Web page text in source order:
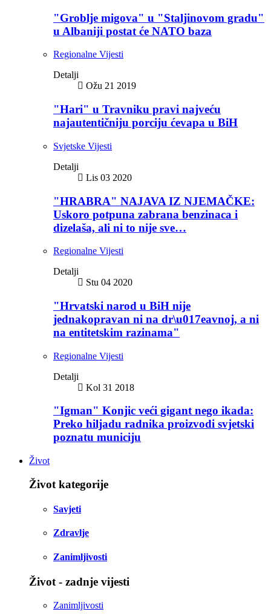
"Groblje migova" u "Staljinovom gradu"
u Albaniji postat će NATO baza
Regionalne Vijesti
Detalji
Ožu 21 2019
"Hari" u Travniku pravi najveću
najautentičniju porciju ćevapa u BiH
Svjetske Vijesti
Detalji
Lis 03 2020
"HRABRA" NAJAVA IZ NJEMAČKE:
Uskoro potpuna zabrana benzinaca i
dizelaša, ali ni to nije sve…
Regionalne Vijesti
Detalji
Stu 04 2020
"Hrvatski narod u BiH nije
jednakopravan ni na dr\u017eavnoj, a ni
na entitetskim razinama"
Regionalne Vijesti
Detalji
Kol 31 2018
"Igman" Konjic veći gigant nego ikada:
Preko hiljadu radnika proizvodi svjetski
poznatu municiju
Život
Život kategorije
Savjeti
Zdravlje
Zanimljivosti
Život - zadnje vijesti
Zanimljivosti